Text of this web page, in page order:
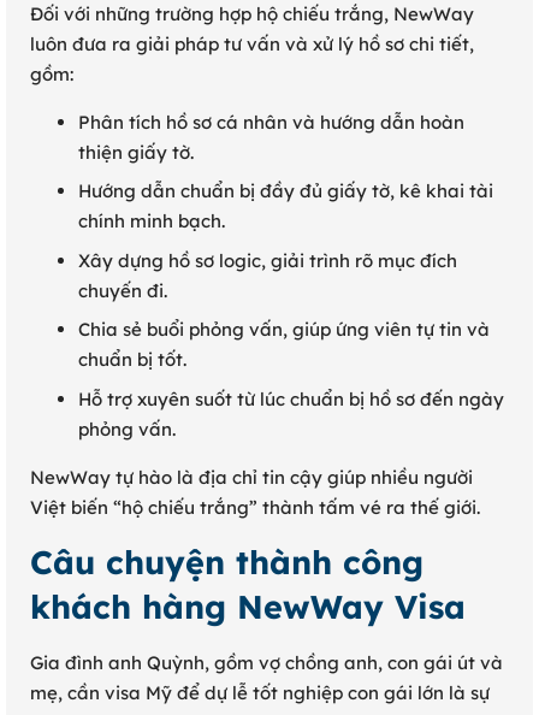
Đối với những trường hợp hộ chiếu trắng, NewWay
luôn đưa ra giải pháp tư vấn và xử lý hồ sơ chi tiết,
gồm:
Phân tích hồ sơ cá nhân và hướng dẫn hoàn
thiện giấy tờ.
Hướng dẫn chuẩn bị đầy đủ giấy tờ, kê khai tài
chính minh bạch.
Xây dựng hồ sơ logic, giải trình rõ mục đích
chuyến đi.
Chia sẻ buổi phỏng vấn, giúp ứng viên tự tin và
chuẩn bị tốt.
Hỗ trợ xuyên suốt từ lúc chuẩn bị hồ sơ đến ngày
phỏng vấn.
NewWay tự hào là địa chỉ tin cậy giúp nhiều người
Việt biến “hộ chiếu trắng” thành tấm vé ra thế giới.
Câu chuyện thành công
khách hàng NewWay Visa
Gia đình anh Quỳnh, gồm vợ chồng anh, con gái út và
mẹ, cần visa Mỹ để dự lễ tốt nghiệp con gái lớn là sự